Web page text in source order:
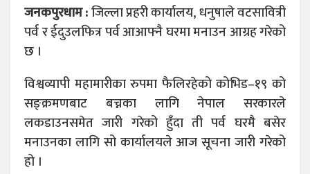
जनकपुरधाम :जिल्ला प्रहरी कार्यालय, धनुषाले वटसावित्री
पर्व र ईदुउलफित्र पर्व आआफ्नै घरमा मनाउन आग्रह गरेको
छ ।
विश्वव्यापी महामारीका रुपमा फैलिरहेको कोभिड–१९ को
सङ्क्रमणबाट बच्नका लागि नेपाल सरकारले
लकडाउनसमेत जारी गरेको हुँदा ती पर्व घरमै बसेर
मनाउनका लागि सो कार्यालयले आज सूचना जारी गरेको
हो ।